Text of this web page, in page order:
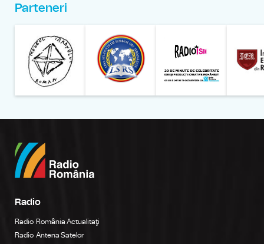
Parteneri
Radio
Radio România Actualitaţi
Radio Antena Satelor